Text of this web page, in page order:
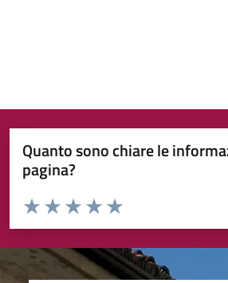
Quanto sono chiare le
pagina?
Valuta da 1 a 5 stelle la pagina
Valuta 5 stelle su 5
Valuta 4 stelle su 5
Valuta 3 stelle su 5
Valuta 2 stelle su 5
Valuta 1 stelle su 5